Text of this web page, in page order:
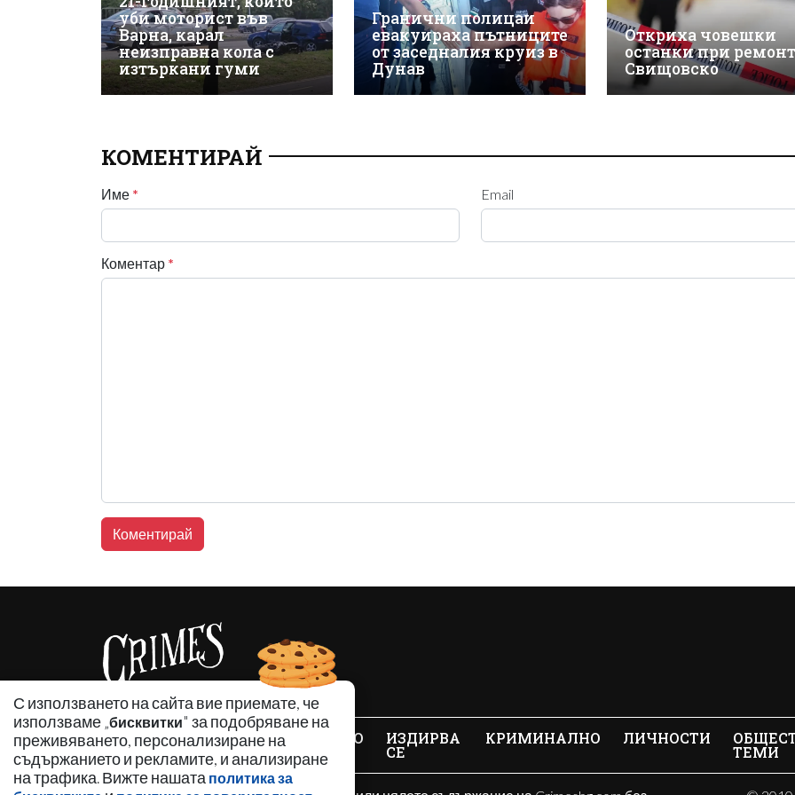
уби моторист във
Варна, карал
неизправна кола с
изтъркани гуми
Гранични полицаи
евакуираха пътниците
от заседналия круиз в
Дунав
Откриха човешки
останки при
Свищовско
КОМЕНТИРАЙ
Име * Email
Коментар *
С използването на сайта вие приемате, че
използваме „бисквитки" за подобряване на
преживяването, персонализиране на
съдържанието и рекламите, и анализиране
на трафика. Вижте нашата политика за
НОВИНИ АНАЛИЗИ ЗАБАВНО ИЗДИРВА
СЕ
КРИМИНАЛНО ЛИЧНОСТИ
ТЕМИ